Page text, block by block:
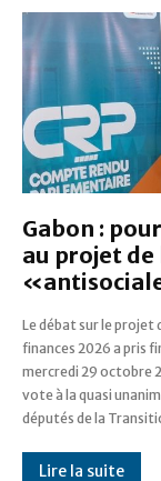
Gabon :
au projet de
Le débat sur le projet
finances 2026 a pris
mercredi 29 octobre
vote à la quasi
députés de la
Cependant, l’honorable
Foumboula Libeka
exprimé de vives
Lire la suite